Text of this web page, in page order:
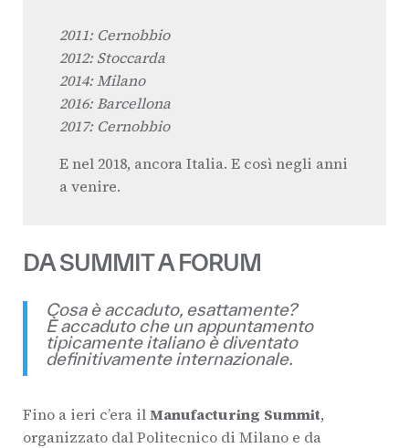
2011: Cernobbio
2012: Stoccarda
2014: Milano
2016: Barcellona
2017: Cernobbio
E nel 2018, ancora Italia. E così negli anni
a venire.
DA SUMMIT A FORUM
Cosa è accaduto, esattamente?
È accaduto che un appuntamento
tipicamente italiano è diventato
definitivamente internazionale.
Fino a ieri c’era ilManufacturing Summit,
organizzato dal Politecnico di Milano e da